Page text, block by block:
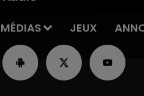
MÉDIAS JEUX